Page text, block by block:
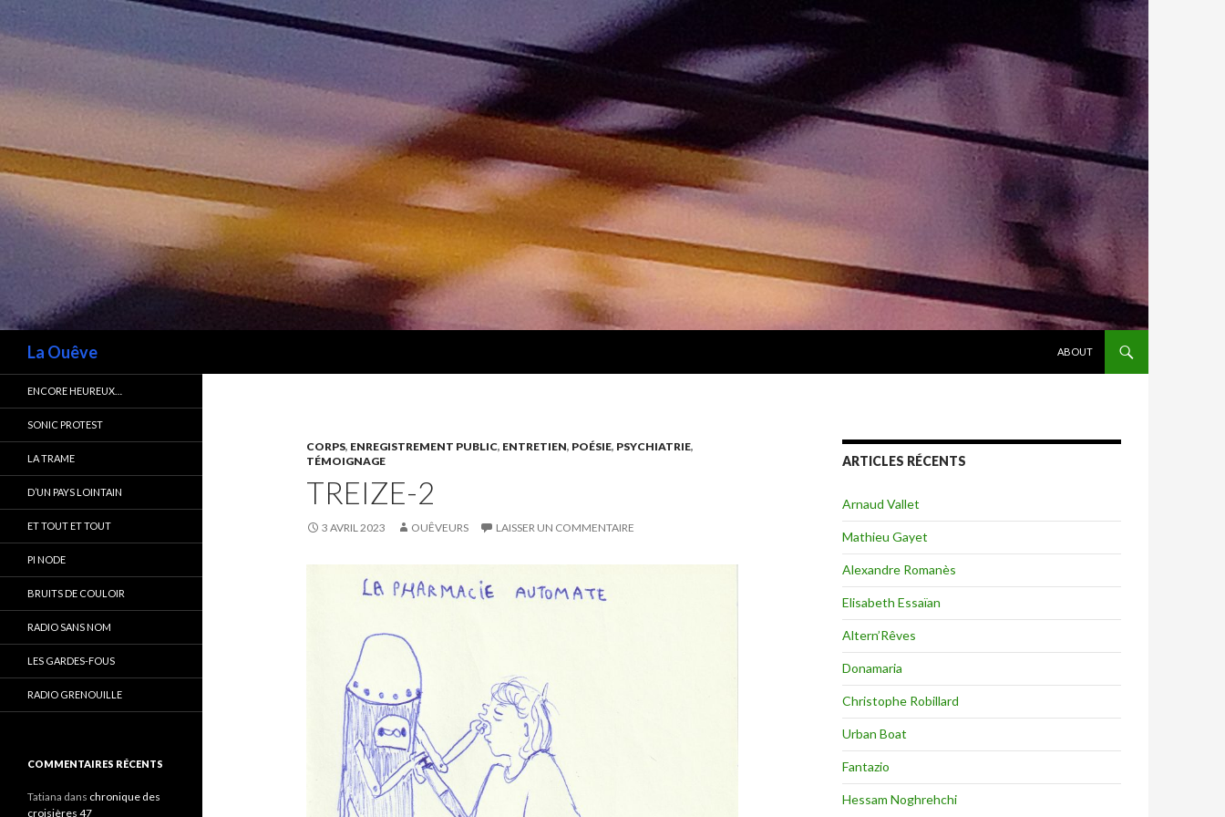
La Ouêve
ABOUT
CORPS, ENREGISTREMENT PUBLIC, ENTRETIEN, POÉSIE, PSYCHIATRIE,
TÉMOIGNAGE
TREIZE-2
3 AVRIL 2023 OUÊVEURS LAISSER UN COMMENTAIRE
ARTICLES RÉCENTS
Arnaud Vallet
Mathieu Gayet
Alexandre Romanès
Elisabeth Essaïan
Altern’Rêves
Donamaria
Christophe Robillard
Urban Boat
Fantazio
Hessam Noghrehchi
ENCORE HEUREUX…
SONIC PROTEST
LA TRAME
D’UN PAYS LOINTAIN
ET TOUT ET TOUT
PI NODE
BRUITS DE COULOIR
RADIO SANS NOM
LES GARDES-FOUS
RADIO GRENOUILLE
COMMENTAIRES RÉCENTS
Tatiana dans chronique des
croisières 47